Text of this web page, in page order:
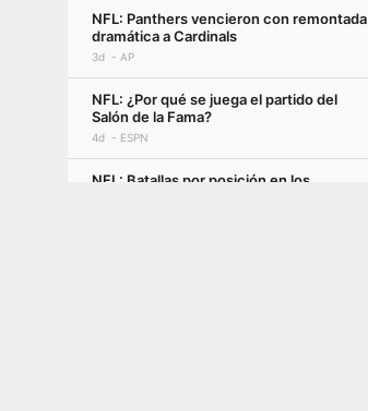
NFL: Panthers vencieron con remontada
dramática a Cardinals
3d AP
NFL: ¿Por qué se juega el partido del
Salón de la Fama?
4d ESPN
NFL: Batallas por posición en los